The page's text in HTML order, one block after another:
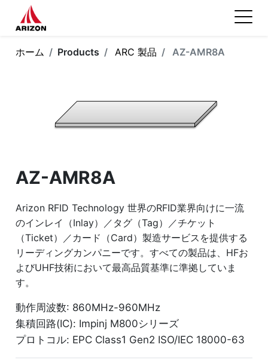
ホーム Products ARC 製品 AZ-AMR8A
AZ-AMR8A
Arizon RFID Technology 世界のRFID業界向けに一流
のインレイ（Inlay）／タグ（Tag）／チケット
（Ticket）／カード（Card）製造サービスを提供する
リーディングカンパニーです。すべての製品は、HFお
よびUHF技術において最高品質基準に準拠していま
す。
動作周波数: 860MHz-960MHz
集積回路(IC): Impinj M800シリーズ
プロトコル: EPC Class1 Gen2 ISO/IEC 18000-63